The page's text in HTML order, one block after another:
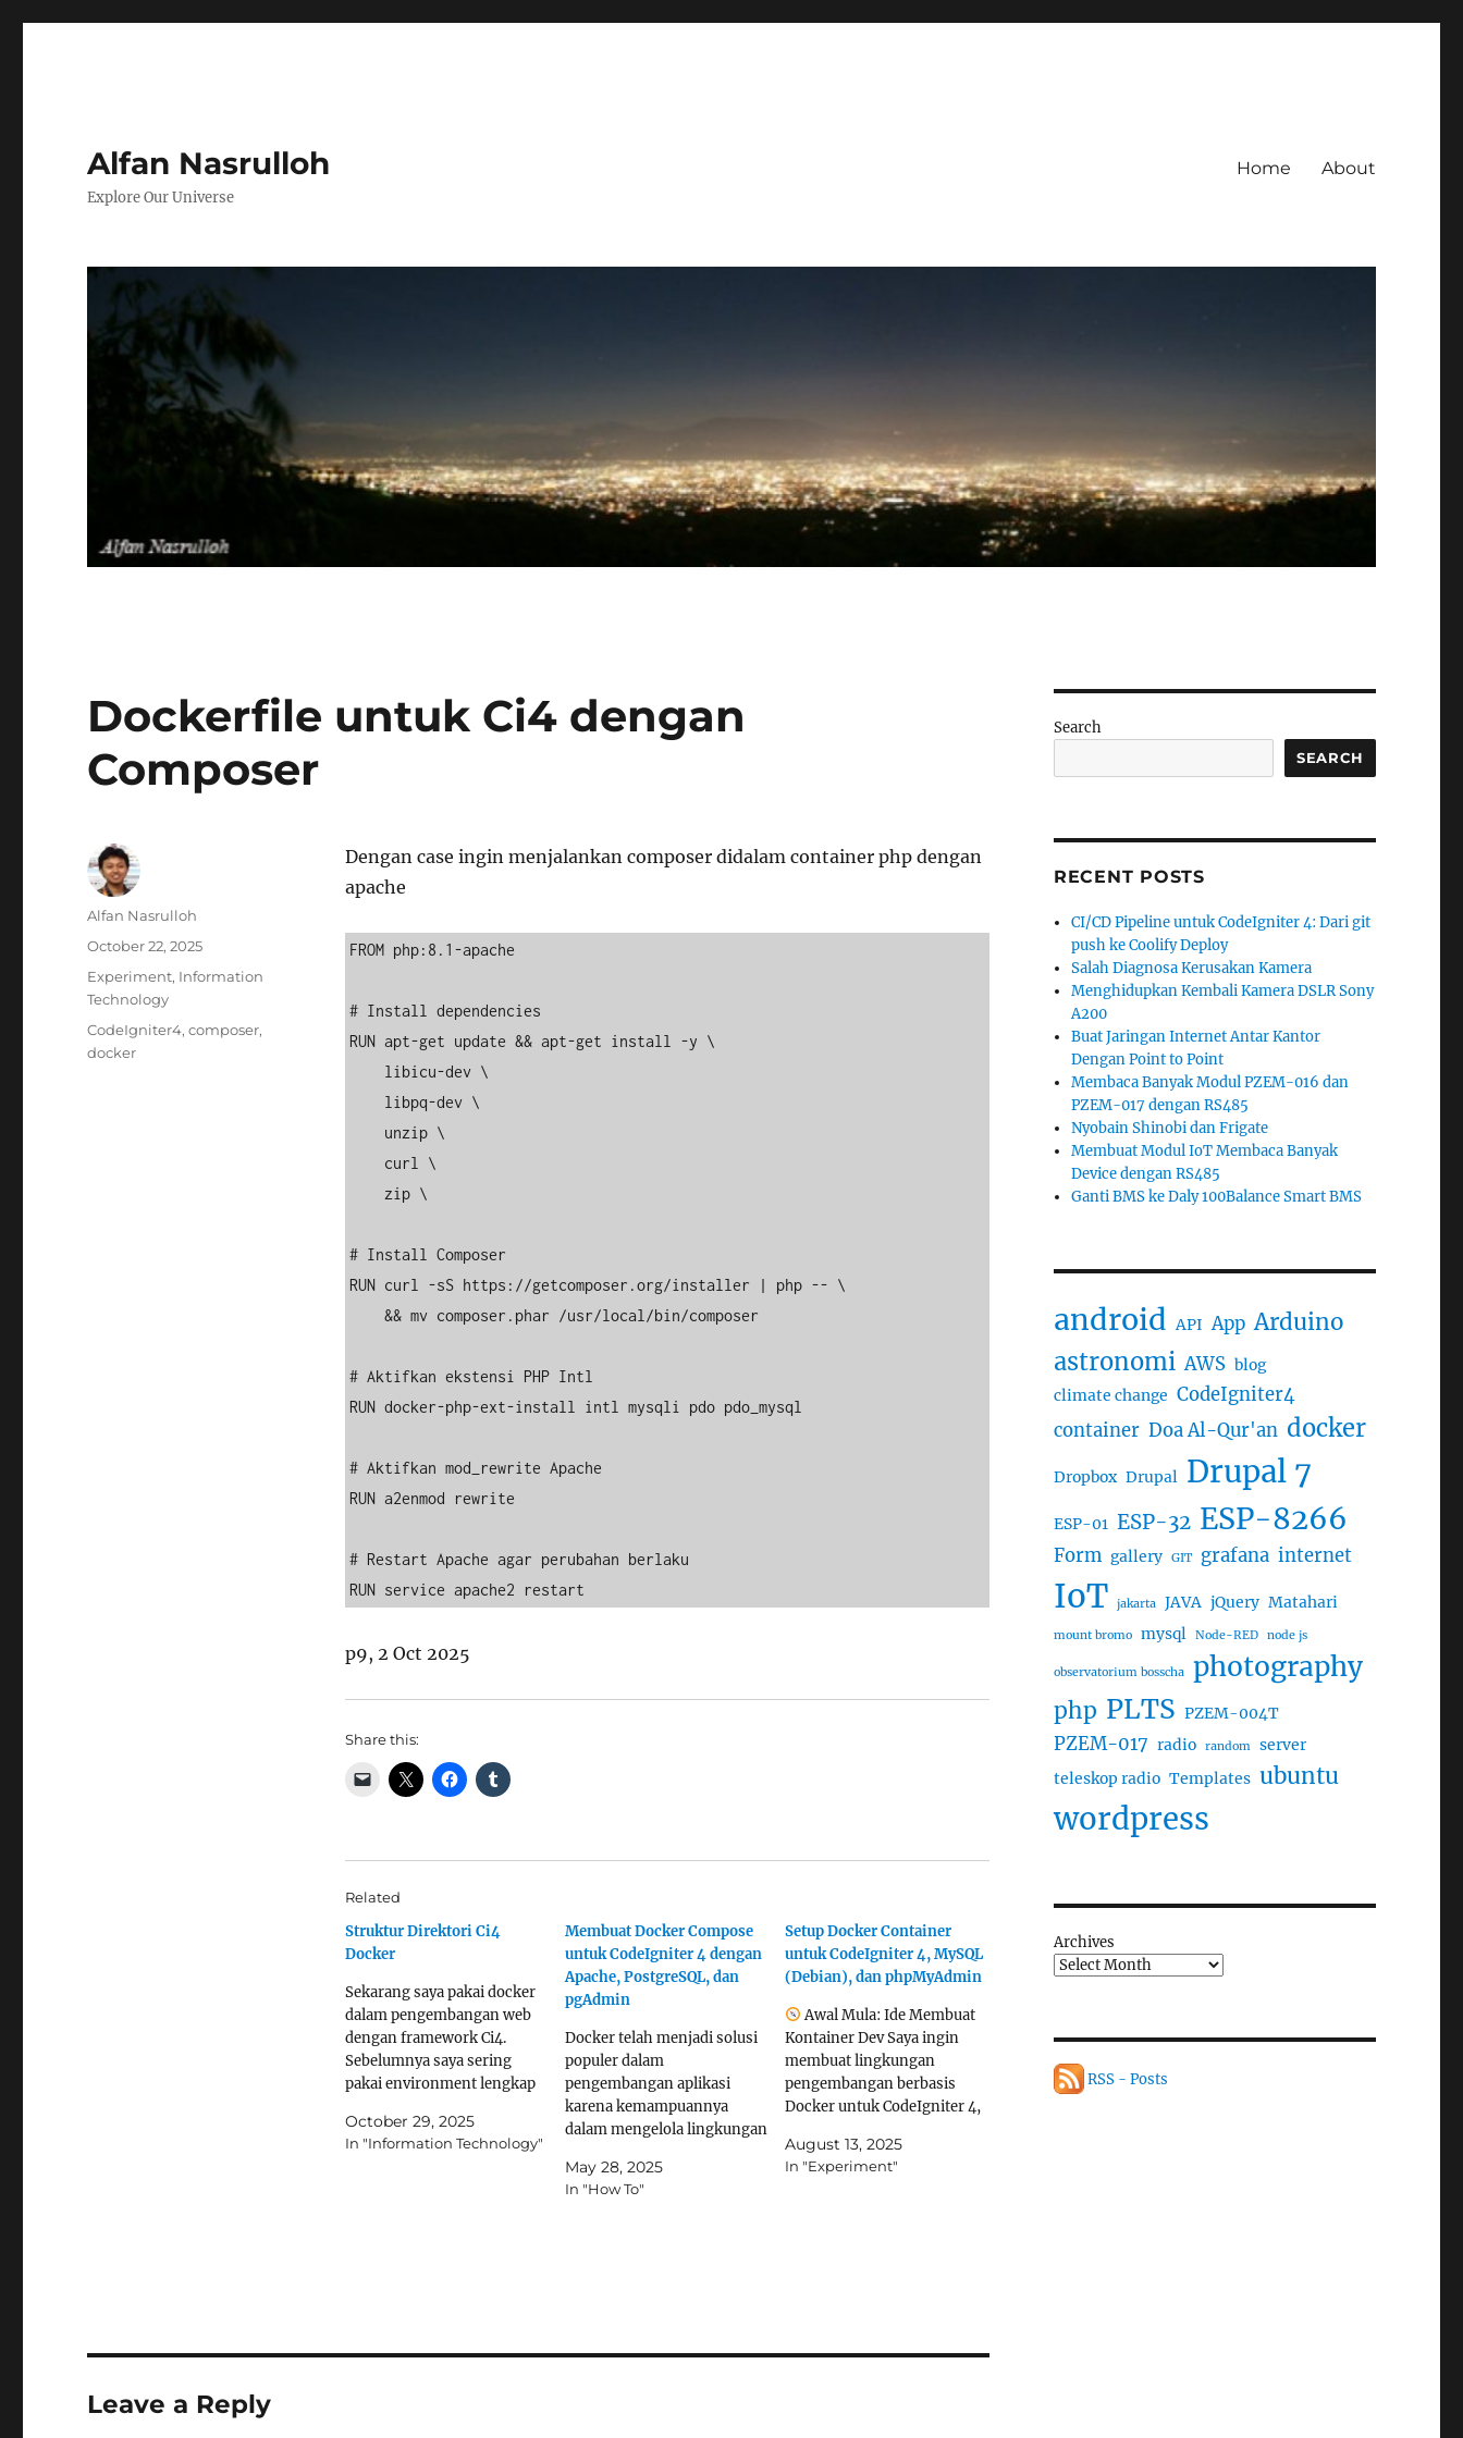
Alfan Nasrulloh
Explore Our Universe
Home About
Dockerfile untuk Ci4 dengan
Composer
Dengan case ingin menjalankan composer didalam container php dengan
apache
FROM php:8.1-apache
# Install dependencies
RUN apt-get update && apt-get install -y \
# Install Composer
RUN curl -sS https://getcomposer.org/installer | php -- \
# Aktifkan ekstensi PHP Intl
RUN docker-php-ext-install intl mysqli pdo pdo_mysql
# Aktifkan mod_rewrite Apache
RUN a2enmod rewrite
# Restart Apache agar perubahan berlaku
RUN service apache2 restart
p9, 2 Oct 2025
Share this:
Related
Struktur Direktori Ci4
Docker
Sekarang saya pakai docker
dalam pengembangan web
dengan framework Ci4.
Sebelumnya saya sering
pakai environment lengkap
Laragon. Tetapi karena saya
memiliki beberapa project
October 29, 2025
In "Information Technology"
Membuat Docker Compose
untuk CodeIgniter 4 dengan
Apache, PostgreSQL, dan
pgAdmin
Docker telah menjadi solusi
populer dalam
pengembangan aplikasi
karena kemampuannya
dalam mengelola lingkungan
artikel ini, kita akan
membahas cara membuat
mod_rewrite menggunakan
May 28, 2025
In "How To"
Setup Docker Container
untuk CodeIgniter 4, MySQL
(Debian), dan phpMyAdmin
Awal Mula: Ide Membuat
Kontainer Dev Saya ingin
membuat lingkungan
pengembangan berbasis
Docker untuk CodeIgniter 4,
lebih stabil, portable, dan
mudah direplikasi. Untuk itu,
August 13, 2025
In "Experiment"
Author
Alfan Nasrulloh
Posted
October 22, 2025
Categories
Experiment, Information
Technology
Tags
CodeIgniter4,composer,
docker
Leave a Reply
Search
SEARCH
RECENT POSTS
CI/CD Pipeline untuk CodeIgniter 4: Dari git
push ke Coolify Deploy
Salah Diagnosa Kerusakan Kamera
Menghidupkan Kembali Kamera DSLR Sony
A200
Buat Jaringan Internet Antar Kantor
Dengan Point to Point
Membaca Banyak Modul PZEM-016 dan
PZEM-017 dengan RS485
Nyobain Shinobi dan Frigate
Membuat Modul IoT Membaca Banyak
Device dengan RS485
Ganti BMS ke Daly 100Balance Smart BMS
android API App Arduino
astronomi AWS blog
climate change CodeIgniter4
container Doa Al-Qur'an docker
Dropbox Drupal Drupal 7
ESP-01 ESP-32 ESP-8266
Form gallery GIT grafana internet
IoT jakarta JAVA jQuery Matahari
mount bromo mysql Node-RED node js
observatorium bosscha photography
php PLTS PZEM-004T
PZEM-017 radio random
server
teleskop radio Templates ubuntu
wordpress
Archives
RSS - Posts